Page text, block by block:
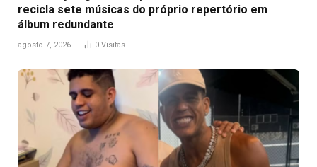
recicla sete músicas do próprio repertório em
álbum redundante
agosto 7, 2026 0 Visitas